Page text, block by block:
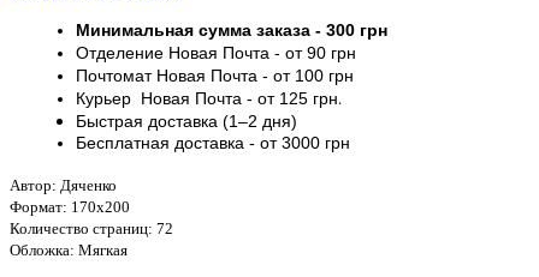
Минимальная сумма заказа - 300 грн
Отделение Новая Почта - от 90 грн
ПочтоматНовая Почта - от 100 грн
Курьер Новая Почта - от 125 грн.
Быстрая доставка (1–2 дня)
Бесплатная доставка - от 3000 грн
Автор: Дяченко
Формат: 170х200
Количество страниц: 72
Обложка: Мягкая